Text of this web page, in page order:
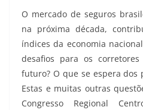
O mercado de seguros
na próxima década,
índices da economia
desafios para os
futuro? O que se espera dos
Estas e muitas outras
Congresso Regional